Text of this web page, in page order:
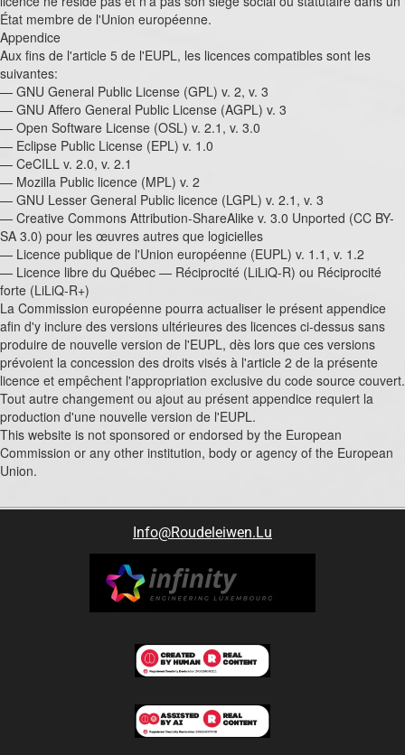
État membre de l'Union européenne.
Appendice
Aux fins de l'article 5 de l'EUPL, les licences compatibles sont les
suivantes:
— GNU General Public License (GPL) v. 2, v. 3
— GNU Affero General Public License (AGPL) v. 3
— Open Software License (OSL) v. 2.1, v. 3.0
— Eclipse Public License (EPL) v. 1.0
— CeCILL v. 2.0, v. 2.1
— Mozilla Public licence (MPL) v. 2
— GNU Lesser General Public licence (LGPL) v. 2.1, v. 3
— Creative Commons Attribution-ShareAlike v. 3.0 Unported (CC BY-
SA 3.0) pour les œuvres autres que logicielles
— Licence publique de l'Union européenne (EUPL) v. 1.1, v. 1.2
— Licence libre du Québec — Réciprocité (LiLiQ-R) ou Réciprocité
forte (LiLiQ-R+)
La Commission européenne pourra actualiser le présent appendice
afin d'y inclure des versions ultérieures des licences ci-dessus sans
produire de nouvelle version de l'EUPL, dès lors que ces versions
prévoient la concession des droits visés à l'article 2 de la présente
licence et empêchent l'appropriation exclusive du code source couvert.
Tout autre changement ou ajout au présent appendice requiert la
production d'une nouvelle version de l'EUPL.
This website is not sponsored or endorsed by the European
Commission or any other institution, body or agency of the European
Union.
Info@roudeleiwen.lu